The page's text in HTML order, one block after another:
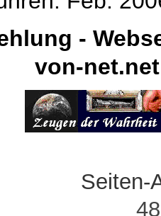
-
von-net.net
Seiten-